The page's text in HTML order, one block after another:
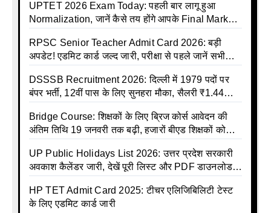
UPTET 2026 Exam Today: पहली बार लागू हुआ
Normalization, जानें कैसे तय होंगे आपके Final Marks
RPSC Senior Teacher Admit Card 2026: बड़ी
अपडेट! एडमिट कार्ड जल्द जारी, परीक्षा से पहले जानें सभी
DSSSB Recruitment 2026: दिल्ली में 1979 पदों पर
बंपर भर्ती, 12वीं पास के लिए सुनहरा मौका, सैलरी ₹1.44
Bridge Course: शिक्षकों के लिए ब्रिज कोर्स आवेदन की
अंतिम तिथि 19 जनवरी तक बढ़ी, हजारों बीएड शिक्षकों को
UP Public Holidays List 2026: उत्तर प्रदेश सरकारी
अवकाश कैलेंडर जारी, देखें पूरी लिस्ट और PDF डाउनलोड
talika | Sarkari Avkash Talika | Up Holidays List |
Holidays Calendar
HP TET Admit Card 2025: टीचर एलिजिबिलिटी टेस्ट
के लिए एडमिट कार्ड जारी